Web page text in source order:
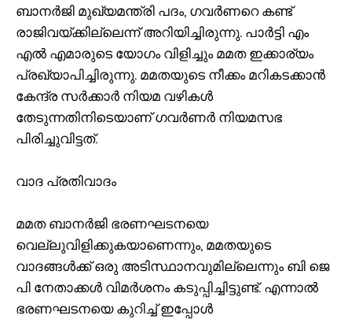
ബാനർജി മുഖ്യമന്ത്രി പദം, ഗവർണറെ കണ്ട്
രാജിവയ്ക്കില്ലെന്ന് അറിയിച്ചിരുന്നു. പാർട്ടി എം
എൽ എമാരുടെ യോഗം വിളിച്ചും മമത ഇക്കാര്യം
പ്രഖ്യാപിച്ചിരുന്നു. മമതയുടെ നീക്കം മറികടക്കാൻ
കേന്ദ്ര സർക്കാർ നിയമ വഴികൾ
തേടുന്നതിനിടെയാണ് ഗവർണർ നിയമസഭ
പിരിച്ചുവിട്ടത്.
വാദ പ്രതിവാദം
മമത ബാനർജി ഭരണഘടനയെ
വെല്ലുവിളിക്കുകയാണെന്നും, മമതയുടെ
വാദങ്ങൾക്ക് ഒരു അടിസ്ഥാനവുമില്ലെന്നും ബി ജെ
പി നേതാക്കൾ വിമർശനം കടുപ്പിച്ചിട്ടുണ്ട്. എന്നാൽ
ഭരണഘടനയെ കുറിച്ച് ഇപ്പോൾ